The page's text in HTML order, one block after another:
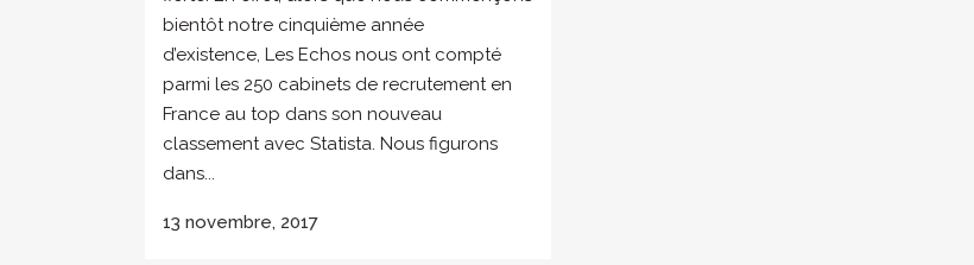
bientôt notre cinquième année
d’existence, Les Echos nous ont compté
parmi les 250 cabinets de recrutement en
France au top dans son nouveau
classement avec Statista. Nous figurons
dans...
13 novembre, 2017